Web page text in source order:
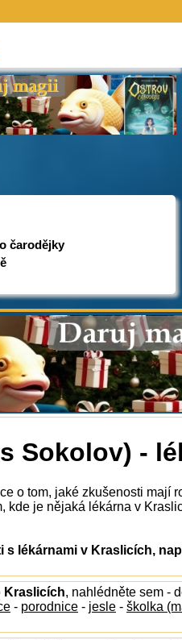
čarodějky
Sokolov) -
o tom, jaké zkušenosti mají
kde je nějaká lékárna v
s lékárnami v Kraslicích,
Kraslicích, nahlédněte sem -
- porodnice - jesle - školka